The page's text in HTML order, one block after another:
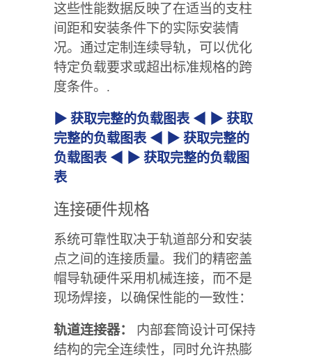
这些性能数据反映了在适当的支柱
间距和安装条件下的实际安装情
况。通过定制连续导轨，可以优化
特定负载要求或超出标准规格的跨
度条件。.
▶ 获取完整的负载图表 ◀ ▶ 获取
完整的负载图表 ◀ ▶ 获取完整的
负载图表 ◀ ▶ 获取完整的负载图
表
连接硬件规格
系统可靠性取决于轨道部分和安装
点之间的连接质量。我们的精密盖
帽导轨硬件采用机械连接，而不是
现场焊接，以确保性能的一致性：
轨道连接器：
内部套筒设计可保持
结构的完全连续性，同时允许热膨